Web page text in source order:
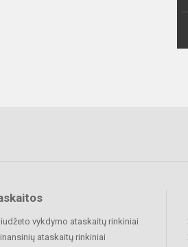
vykdymo ataskaitų rinkiniai
ataskaitų rinkiniai